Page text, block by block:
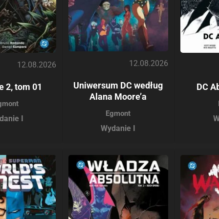
12.08.2026
2, tom 01
I
12.08.2026
Uniwersum DC według
Alana Moore’a
Egmont
Wydanie I
DC